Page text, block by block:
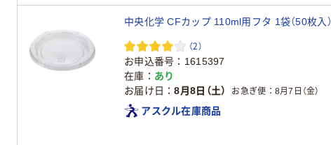
中央化学 CFカップ 110ml用フタ 1袋（50枚入）
（2）
お申込番号
1615397
在庫
あり
お届け日
8月8日（土） お急ぎ便 8月7日（金）
アスクル在庫商品